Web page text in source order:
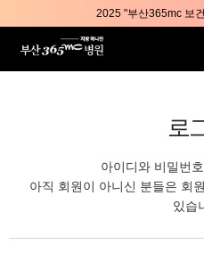
2025 "부산365mc 보
부산365mc병원, 8/
로
아이디와 비밀번
아직 회원이 아니신 분들은 회
있습